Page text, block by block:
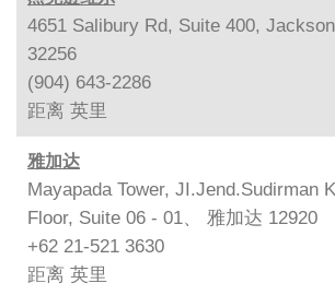
4651 Salibury Rd, Suite 400,
32256
(904) 643-2286
距离 英里
雅加达
Mayapada Tower, JI.Jend.Sudirman
Floor, Suite 06 - 01、 雅加达 12920
+62 21-521 3630
距离 英里